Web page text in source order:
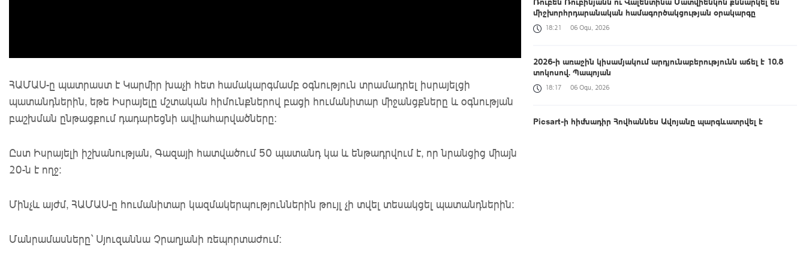
ՀԱՄԱՍ-ը պատրաստ է Կարմիր խաչի հետ համակարգմամբ օգնություն տրամադրել իսրայելցի
պատանդներին, եթե Իսրայելը մշտական հիմունքներով բացի հումանիտար միջանցքները և օգնության
բաշխման ընթացքում դադարեցնի ավիահարվածները:
Ըստ Իսրայելի իշխանության, Գազայի հատվածում 50 պատանդ կա և ենթադրվում է, որ նրանցից միայն
20-ն է ողջ:
Մինչև այժմ, ՀԱՄԱՍ-ը հումանիտար կազմակերպություններին թույլ չի տվել տեսակցել պատանդներին:
Մանրամասները` Սյուզաննա Չրաղյանի ռեպորտաժում:
միջխորհրդարանական համագործակցության օրակարգը
18:21 06 Օգս, 2026
2026-ի առաջին կիսամյակում արդյունաբերությունն աճել է 10.8
տոկոսով. Պապոյան
18:17 06 Օգս, 2026
Picsart-ի հիմնադիր Հովհաննես Ավոյանը պարգևատրվել է